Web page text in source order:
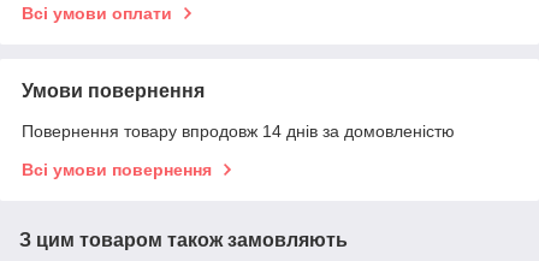
Всі умови оплати
Умови повернення
Повернення товару впродовж 14 днів за домовленістю
Всі умови повернення
З цим товаром також замовляють